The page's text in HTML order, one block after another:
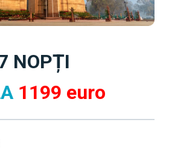
NOPȚI
1199 euro